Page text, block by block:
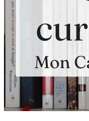
Mon